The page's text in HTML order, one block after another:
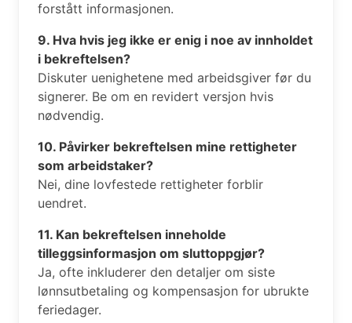
forstått informasjonen.
9. Hva hvis jeg ikke er enig i noe av innholdet
i bekreftelsen?
Diskuter uenighetene med arbeidsgiver før du
signerer. Be om en revidert versjon hvis
nødvendig.
10. Påvirker bekreftelsen mine rettigheter
som arbeidstaker?
Nei, dine lovfestede rettigheter forblir
uendret.
11. Kan bekreftelsen inneholde
tilleggsinformasjon om sluttoppgjør?
Ja, ofte inkluderer den detaljer om siste
lønnsutbetaling og kompensasjon for ubrukte
feriedager.